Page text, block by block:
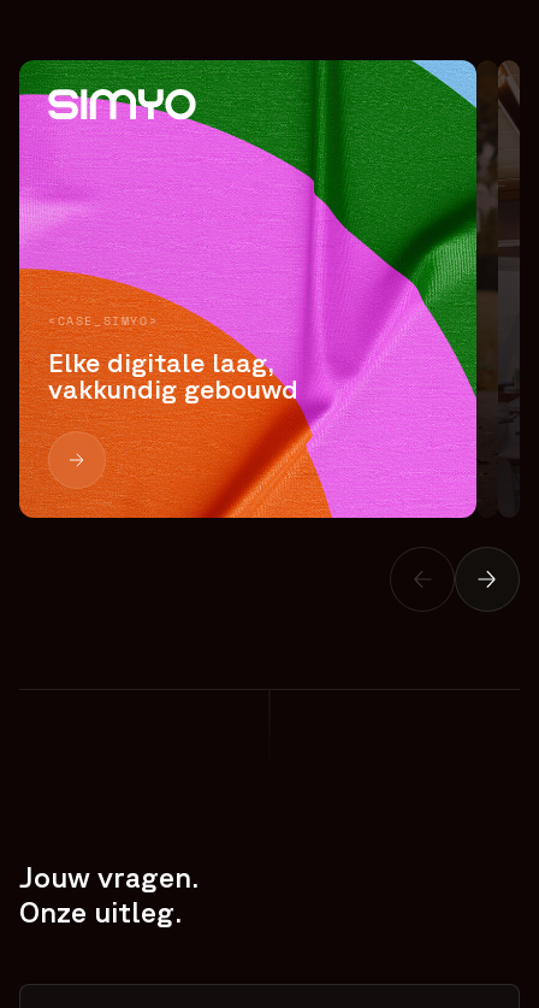
<CASE_SIMYO>
Elke digitale laag,
vakkundig gebouwd
Jouw vragen.
Onze uitleg.